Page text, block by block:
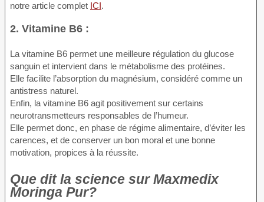
notre article complet ICI.
2. Vitamine B6 :
La vitamine B6 permet une meilleure régulation du glucose
sanguin et intervient dans le métabolisme des protéines.
Elle facilite l’absorption du magnésium, considéré comme un
antistress naturel.
Enfin, la vitamine B6 agit positivement sur certains
neurotransmetteurs responsables de l’humeur.
Elle permet donc, en phase de régime alimentaire, d’éviter les
carences, et de conserver un bon moral et une bonne
motivation, propices à la réussite.
Que dit la science sur Maxmedix
Moringa Pur?